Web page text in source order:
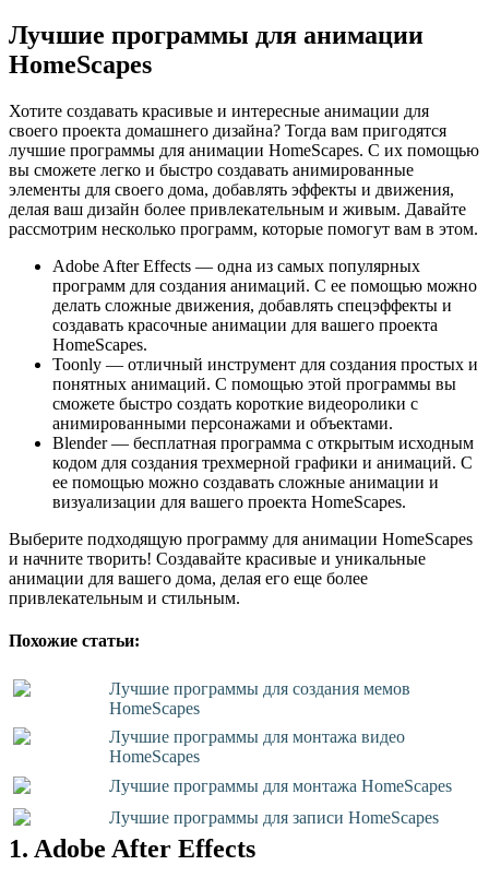
Лучшие программы для анимации
HomeScapes
Хотите создавать красивые и интересные анимации для
своего проекта домашнего дизайна? Тогда вам пригодятся
лучшие программы для анимации HomeScapes. С их помощью
вы сможете легко и быстро создавать анимированные
элементы для своего дома, добавлять эффекты и движения,
делая ваш дизайн более привлекательным и живым. Давайте
рассмотрим несколько программ, которые помогут вам в этом.
Adobe After Effects — одна из самых популярных
программ для создания анимаций. С ее помощью можно
делать сложные движения, добавлять спецэффекты и
создавать красочные анимации для вашего проекта
HomeScapes.
Toonly — отличный инструмент для создания простых и
понятных анимаций. С помощью этой программы вы
сможете быстро создать короткие видеоролики с
анимированными персонажами и объектами.
Blender — бесплатная программа с открытым исходным
кодом для создания трехмерной графики и анимаций. С
ее помощью можно создавать сложные анимации и
визуализации для вашего проекта HomeScapes.
Выберите подходящую программу для анимации HomeScapes
и начните творить! Создавайте красивые и уникальные
анимации для вашего дома, делая его еще более
привлекательным и стильным.
Похожие статьи:
Лучшие программы для создания мемов
HomeScapes
Лучшие программы для монтажа видео
HomeScapes
Лучшие программы для монтажа HomeScapes
Лучшие программы для записи HomeScapes
1. Adobe After Effects